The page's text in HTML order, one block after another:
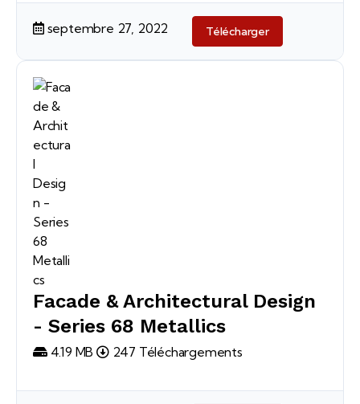
septembre 27, 2022 Télécharger
Facade & Architectural Design
- Series 68 Metallics
4.19 MB 247 Téléchargements